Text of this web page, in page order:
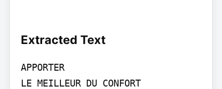
Extracted Text
APPORTER
LE MEILLEUR DU CONFORT